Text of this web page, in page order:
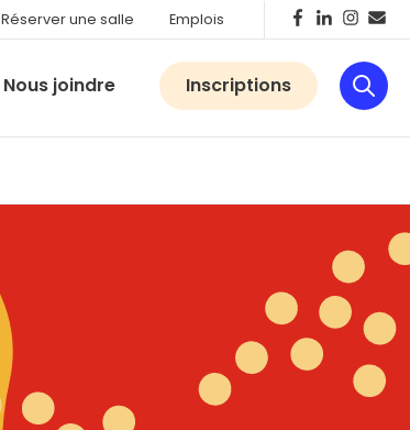
Réserver une salle Emplois
Nous joindre Inscriptions